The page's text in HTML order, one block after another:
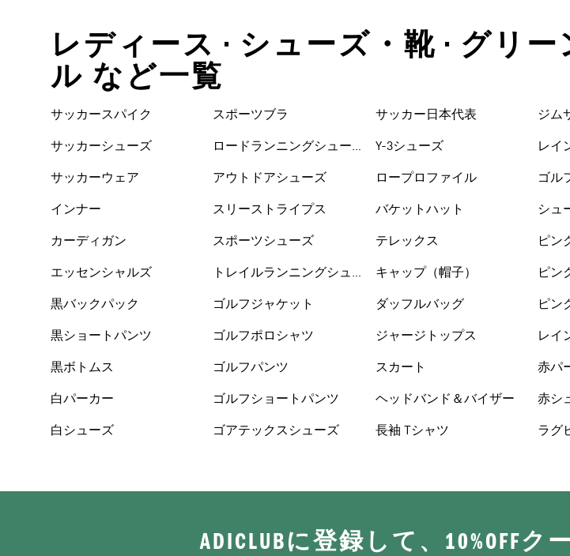
レディース • シューズ・靴 • グリ
ル など一覧
サッカースパイク
サッカーシューズ
サッカーウェア
インナー
カーディガン
エッセンシャルズ
黒バックパック
黒ショートパンツ
黒ボトムス
白パーカー
白シューズ
スポーツブラ
ロードランニングシュー
アウトドアシューズ
スリーストライプス
スポーツシューズ
トレイルランニングシュ
ゴルフジャケット
ゴルフポロシャツ
ゴルフパンツ
ゴルフショートパンツ
ゴアテックスシューズ
サッカー日本代表
Y-3シューズ
ロープロファイル
バケットハット
テレックス
キャップ（帽子）
ダッフルバッグ
ジャージトップス
スカート
ヘッドバンド＆バイザー
長袖 Tシャツ
ジム
レイ
ゴル
シュ
ピン
ピン
ピン
レイ
赤パ
赤シ
ラグ
ADICLUBに登録して、10%OFF